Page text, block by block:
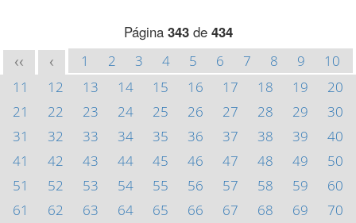
Página 343de 434
<< < 1 2 3 4 5 6 7 8 9
10
11
12 13 14 15 16 17 18 19
20
21
22 23 24 25 26 27 28 29
30
31
32 33 34 35 36 37 38 39
40
41
42 43 44 45 46 47 48 49
50
51
52 53 54 55 56 57 58 59
60
61
62 63 64 65 66 67 68 69
70